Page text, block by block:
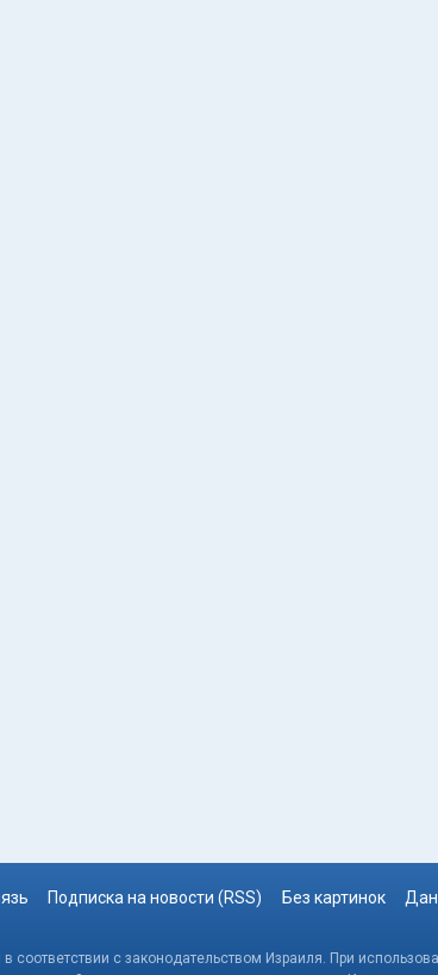
Подписка на новости (RSS) Без картинок
с законодательством Израиля. При